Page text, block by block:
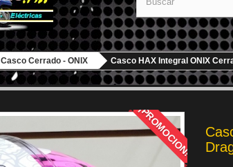
Casco Cerrado - ONIX Casco HAX Integral ONIX
¡PROMOCION!